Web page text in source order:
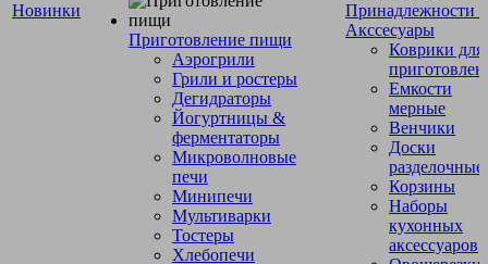
Новинки
Приготовление пищи
Аэрогрили
Грили и ростеры
Дегидраторы
Йогуртницы &
ферментаторы
Микроволновые
печи
Минипечи
Мультиварки
Тостеры
Хлебопечи
Принадлежности
Акссесуары
Коврики для
Емкости
мерные
Венчики
Доски
разделочные
Корзины
Наборы
кухонных
аксессуаров